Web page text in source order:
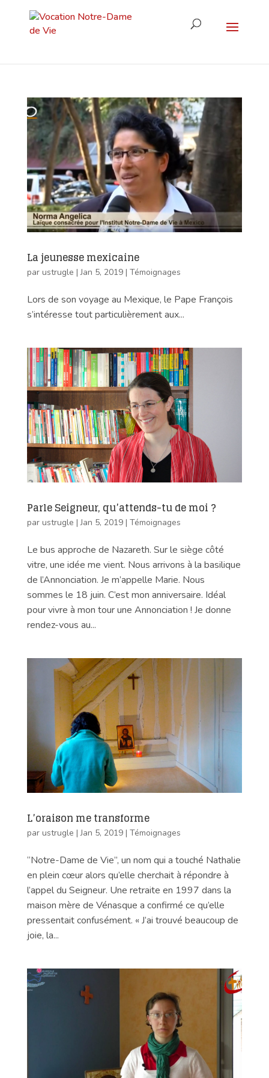
La jeunesse mexicaine
par ustrugle |Jan 5, 2019| Témoignages
Lors de son voyage au Mexique, le Pape François
s’intéresse tout particulièrement aux...
Parle Seigneur, qu’attends-tu de moi ?
par ustrugle |Jan 5, 2019| Témoignages
Le bus approche de Nazareth. Sur le siège côté
vitre, une idée me vient. Nous arrivons à la basilique
de l’Annonciation. Je m’appelle Marie. Nous
sommes le 18 juin. C’est mon anniversaire. Idéal
pour vivre à mon tour une Annonciation ! Je donne
rendez-vous au...
L’oraison me transforme
par ustrugle |Jan 5, 2019| Témoignages
“Notre-Dame de Vie”, un nom qui a touché Nathalie
en plein cœur alors qu’elle cherchait à répondre à
l’appel du Seigneur. Une retraite en 1997 dans la
maison mère de Vénasque a confirmé ce qu’elle
pressentait confusément. « J’ai trouvé beaucoup de
joie, la...